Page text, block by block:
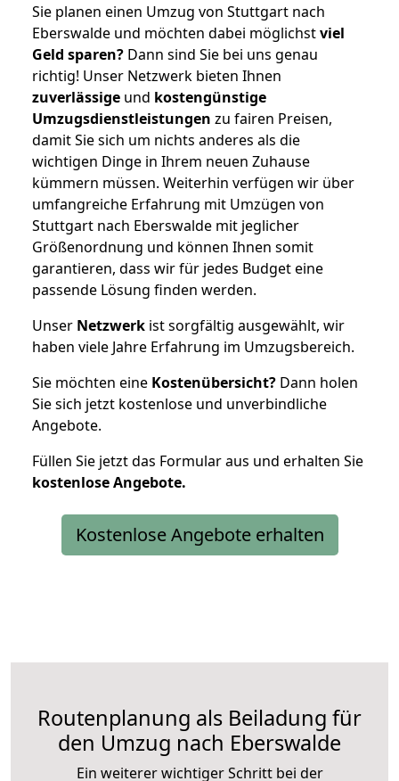
Sie planen einen Umzug von Stuttgart nach
Eberswalde und möchten dabei möglichstviel
Geld sparen? Dann sind Sie bei uns genau
richtig! Unser Netzwerk bieten Ihnen
zuverlässige und kostengünstige
Umzugsdienstleistungen zu fairen Preisen,
damit Sie sich um nichts anderes als die
wichtigen Dinge in Ihrem neuen Zuhause
kümmern müssen. Weiterhin verfügen wir über
umfangreiche Erfahrung mit Umzügen von
Stuttgart nach Eberswalde mit jeglicher
Größenordnung und können Ihnen somit
garantieren, dass wir für jedes Budget eine
passende Lösung finden werden.
Unser Netzwerk ist sorgfältig ausgewählt, wir
haben viele Jahre Erfahrung im Umzugsbereich.
Sie möchten eine Kostenübersicht? Dann holen
Sie sich jetzt kostenlose und unverbindliche
Angebote.
Füllen Sie jetzt das Formular aus und erhalten Sie
kostenloseAngebote.
Kostenlose Angebote erhalten
Routenplanung als Beiladung für
den Umzug nach Eberswalde
Ein weiterer wichtiger Schritt bei der